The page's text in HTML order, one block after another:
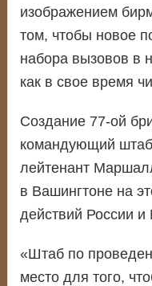
изображением
том, чтобы новое
набора вызовов в
как в свое время
Создание 77-ой
командующий
лейтенант
в Вашингтоне на
действий России и
«Штаб по
место для того,